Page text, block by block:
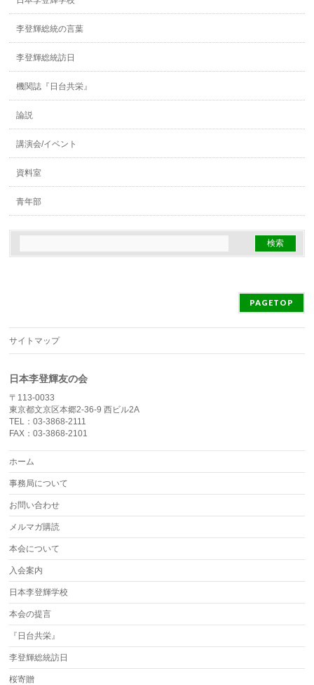
李登輝総統の言葉
李登輝総統訪日
機関誌『日台共栄』
論説
講演会/イベント
資料室
青年部
PAGETOP
サイトマップ
日本李登輝友の会
〒113-0033
東京都文京区本郷2-36-9 西ビル2A
TEL：03-3868-2111
FAX：03-3868-2101
ホーム
事務局について
お問い合わせ
メルマガ購読
本会について
入会案内
日本李登輝学校
本会の提言
『日台共栄』
李登輝総統訪日
桜寄贈